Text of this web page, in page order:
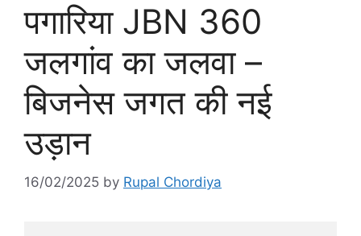
पगारिया JBN 360
जलगांव का जलवा –
बिजनेस जगत की नई
उड़ान
16/02/2025 by Rupal Chordiya